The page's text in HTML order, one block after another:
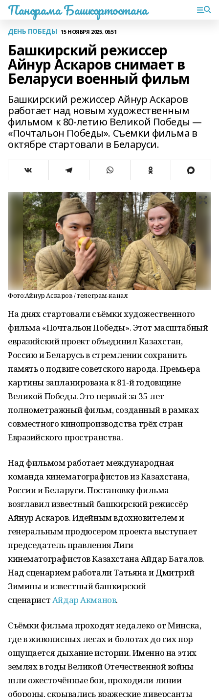
Панорама Башкортостана
ДЕНЬ ПОБЕДЫ 15 НОЯБРЯ 2025, 06:51
Башкирский режиссер
Айнур Аскаров снимает в
Беларуси военный фильм
Башкирский режиссер Айнур Аскаров
работает над новым художественным
фильмом к 80-летию Великой Победы —
«Почтальон Победы». Съемки фильма в
октябре стартовали в Беларуси.
Фото:Айнур Аскаров / телеграм-канал
На днях стартовали съёмки художественного
фильма «Почтальон Победы». Этот масштабный
евразийский проект объединил Казахстан,
Россию и Беларусь в стремлении сохранить
память о подвиге советского народа. Премьера
картины запланирована к 81-й годовщине
Великой Победы. Это первый за 35 лет
полнометражный фильм, созданный в рамках
совместного кинопроизводства трёх стран
Евразийского пространства.
Над фильмом работает международная
команда кинематографистов из Казахстана,
России и Беларуси. Постановку фильма
возглавил известный башкирский режиссёр
Айнур Аскаров. Идейным вдохновителем и
генеральным продюсером проекта выступает
председатель правления Лиги
кинематографистов Казахстана Айдар Баталов.
Над сценарием работали Татьяна и Дмитрий
Зимины и известный башкирский
сценаристАйдар Акманов.
Съёмки фильма проходят недалеко от Минска,
где в живописных лесах и болотах до сих пор
ощущается дыхание истории. Именно на этих
землях в годы Великой Отечественной войны
шли ожесточённые бои, проходили линии
обороны, скрывались вражеские диверсанты